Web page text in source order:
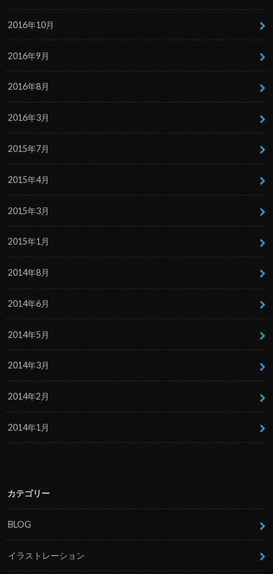
2016年10月
2016年9月
2016年8月
2016年3月
2015年7月
2015年4月
2015年3月
2015年1月
2014年8月
2014年6月
2014年5月
2014年3月
2014年2月
2014年1月
カテゴリー
BLOG
イラストレーション